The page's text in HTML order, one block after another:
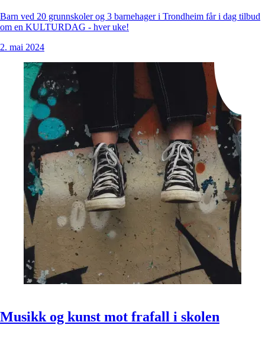
Barn ved 20 grunnskoler og 3 barnehager i Trondheim får i dag tilbud
om en KULTURDAG - hver uke!
2. mai 2024
Musikk og kunst mot frafall i skolen